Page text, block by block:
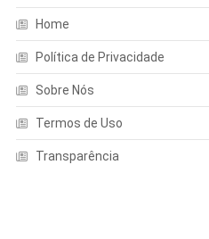
Home
Política de Privacidade
Sobre Nós
Termos de Uso
Transparência